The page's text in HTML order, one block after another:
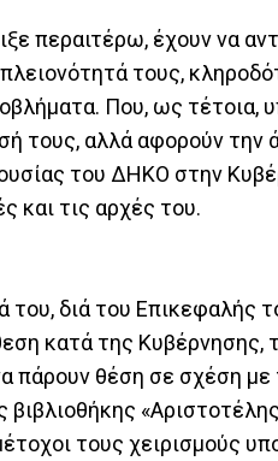
περαιτέρω, έχουν να
τους,
Που, ως τέτοια,
τους, αλλά αφορούν την
του ΔΗΚΟ στην
και τις αρχές του.
διά του Επικεφαλής
κατά της
πάρουν θέση σε σχέση με
τους χειρισμούς